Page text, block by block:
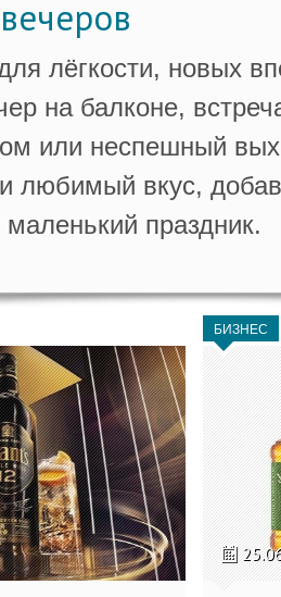
лёгкости, новых
на балконе,
или неспешный
любимый вкус,
маленький праздник.
БИЗНЕС